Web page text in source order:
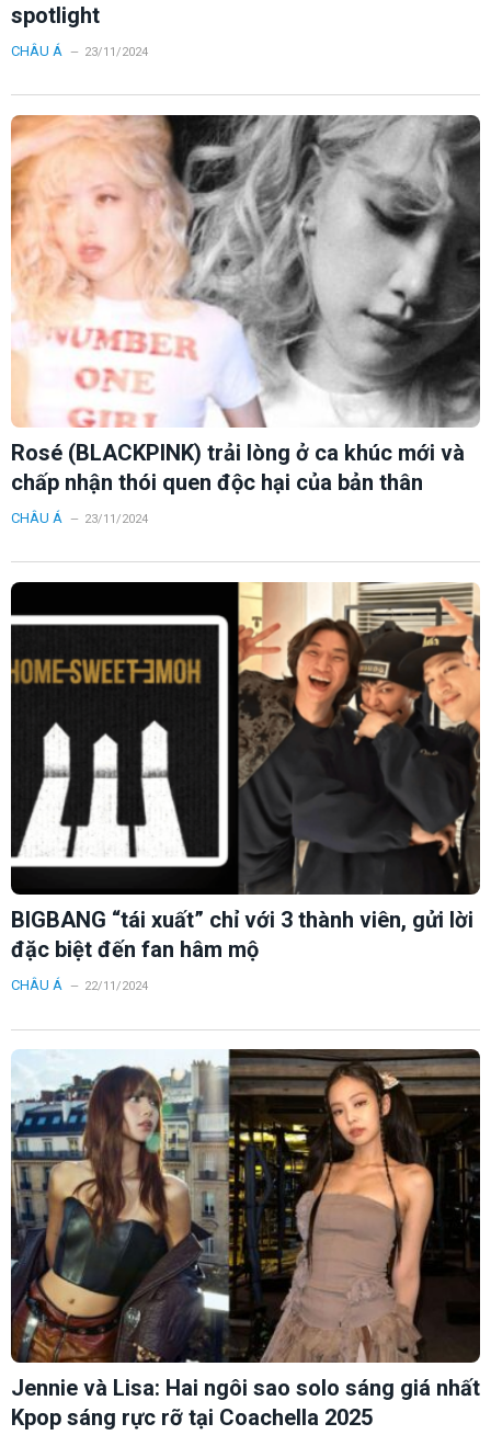
spotlight
CHÂU Á 23/11/2024
Rosé (BLACKPINK) trải lòng ở ca khúc mới và
chấp nhận thói quen độc hại của bản thân
CHÂU Á 23/11/2024
BIGBANG “tái xuất” chỉ với 3 thành viên, gửi lời
đặc biệt đến fan hâm mộ
CHÂU Á 22/11/2024
Jennie và Lisa: Hai ngôi sao solo sáng giá nhất
Kpop sáng rực rỡ tại Coachella 2025